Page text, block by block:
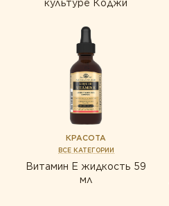
культуре Коджи
КРАСОТА
ВСЕ КАТЕГОРИИ
Витамин Е жидкость 59
мл